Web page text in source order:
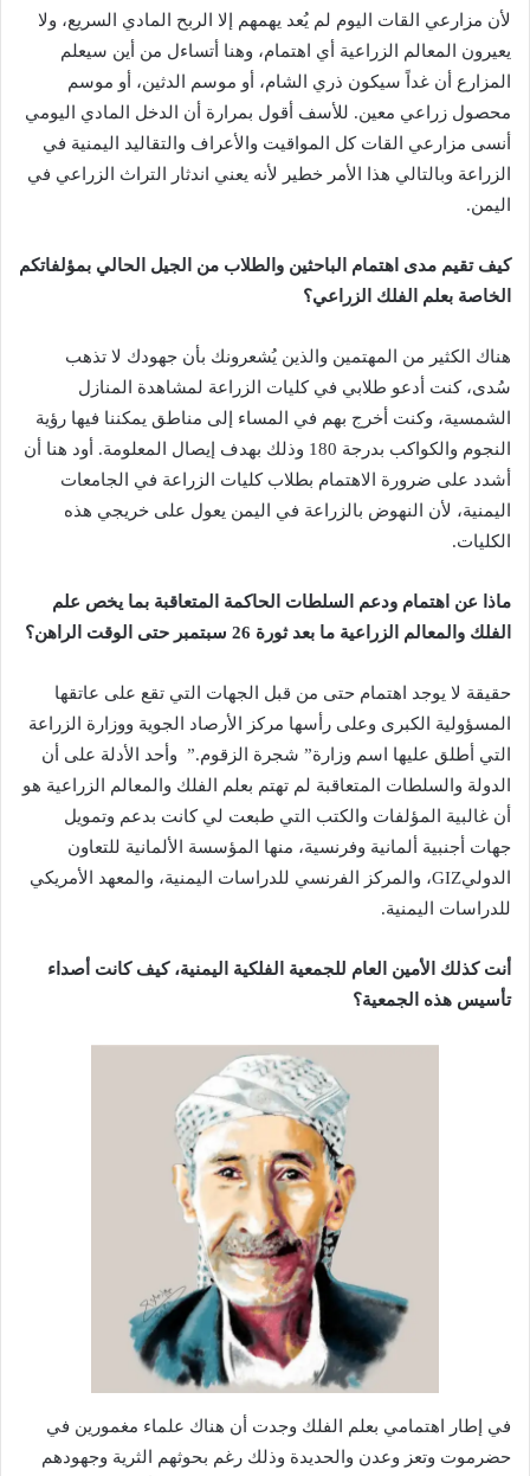
لأن مزارعي القات اليوم لم يُعد يهمهم إلا الربح المادي السريع، ولا
يعيرون المعالم الزراعية أي اهتمام، وهنا أتساءل من أين سيعلم
المزارع أن غداً سيكون ذري الشام، أو موسم الدثين، أو موسم
محصول زراعي معين. للأسف أقول بمرارة أن الدخل المادي اليومي
أنسى مزارعي القات كل المواقيت والأعراف والتقاليد اليمنية في
الزراعة وبالتالي هذا الأمر خطير لأنه يعني اندثار التراث الزراعي في
اليمن.
كيف تقيم مدى اهتمام الباحثين والطلاب من الجيل الحالي بمؤلفاتكم
الخاصة بعلم الفلك الزراعي؟
هناك الكثير من المهتمين والذين يُشعرونك بأن جهودك لا تذهب
سُدى، كنت أدعو طلابي في كليات الزراعة لمشاهدة المنازل
الشمسية، وكنت أخرج بهم في المساء إلى مناطق يمكننا فيها رؤية
النجوم والكواكب بدرجة 180 وذلك بهدف إيصال المعلومة. أود هنا أن
أشدد على ضرورة الاهتمام بطلاب كليات الزراعة في الجامعات
اليمنية، لأن النهوض بالزراعة في اليمن يعول على خريجي هذه
الكليات.
ماذا عن اهتمام ودعم السلطات الحاكمة المتعاقبة بما يخص علم
الفلك والمعالم الزراعية ما بعد ثورة 26 سبتمبر حتى الوقت الراهن؟
حقيقة لا يوجد اهتمام حتى من قبل الجهات التي تقع على عاتقها
المسؤولية الكبرى وعلى رأسها مركز الأرصاد الجوية ووزارة الزراعة
التي أطلق عليها اسم وزارة” شجرة الزقوم.” وأحد الأدلة على أن
الدولة والسلطات المتعاقبة لم تهتم بعلم الفلك والمعالم الزراعية هو
أن غالبية المؤلفات والكتب التي طبعت لي كانت بدعم وتمويل
جهات أجنبية ألمانية وفرنسية، منها المؤسسة الألمانية للتعاون
الدوليGIZ، والمركز الفرنسي للدراسات اليمنية، والمعهد الأمريكي
للدراسات اليمنية.
أنت كذلك الأمين العام للجمعية الفلكية اليمنية، كيف كانت أصداء
تأسيس هذه الجمعية؟
في إطار اهتمامي بعلم الفلك وجدت أن هناك علماء مغمورين في
حضرموت وتعز وعدن والحديدة وذلك رغم بحوثهم الثرية وجهودهم